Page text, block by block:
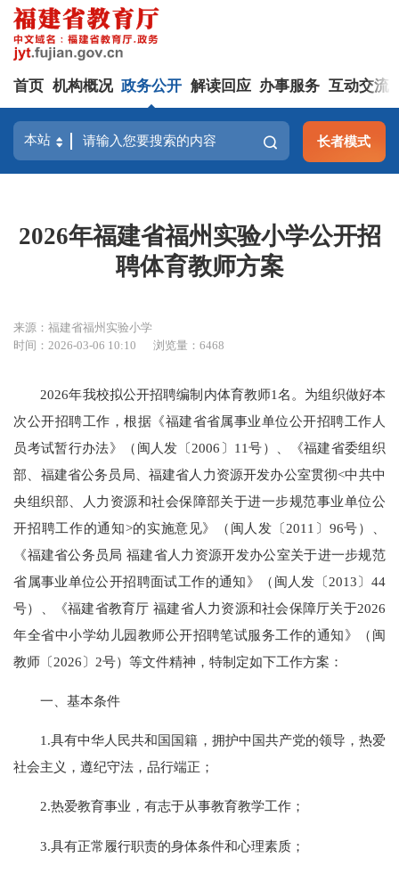
首页 机构概况 政务公开 解读回应 办事服务 互动交流
长者模式
2026年福建省福州实验小学公开招
聘体育教师方案
来源：福建省福州实验小学
时间：2026-03-06 10:10
浏览量：6468
2026年我校拟公开招聘编制内体育教师1名。为组织做好本
次公开招聘工作，根据《福建省省属事业单位公开招聘工作人
员考试暂行办法》（闽人发〔2006〕11号）、《福建省委组织
部、福建省公务员局、福建省人力资源开发办公室贯彻<中共中
央组织部、人力资源和社会保障部关于进一步规范事业单位公
开招聘工作的通知>的实施意见》（闽人发〔2011〕96号）、
《福建省公务员局 福建省人力资源开发办公室关于进一步规范
省属事业单位公开招聘面试工作的通知》（闽人发〔2013〕44
号）、《福建省教育厅 福建省人力资源和社会保障厅关于2026
年全省中小学幼儿园教师公开招聘笔试服务工作的通知》（闽
教师〔2026〕2号）等文件精神，特制定如下工作方案：
一、基本条件
1.具有中华人民共和国国籍，拥护中国共产党的领导，热爱
社会主义，遵纪守法，品行端正；
2.热爱教育事业，有志于从事教育教学工作；
3.具有正常履行职责的身体条件和心理素质；